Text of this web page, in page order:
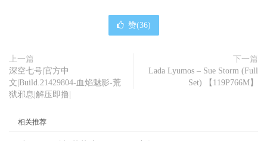
赞(36)
上一篇
深空七号|官方中
文|Build.21429804-血焰魅影-荒
狱邪息|解压即撸|
下一篇
Lada Lyumos – Sue Storm (Full
Set) 【119P766M】
相关推荐